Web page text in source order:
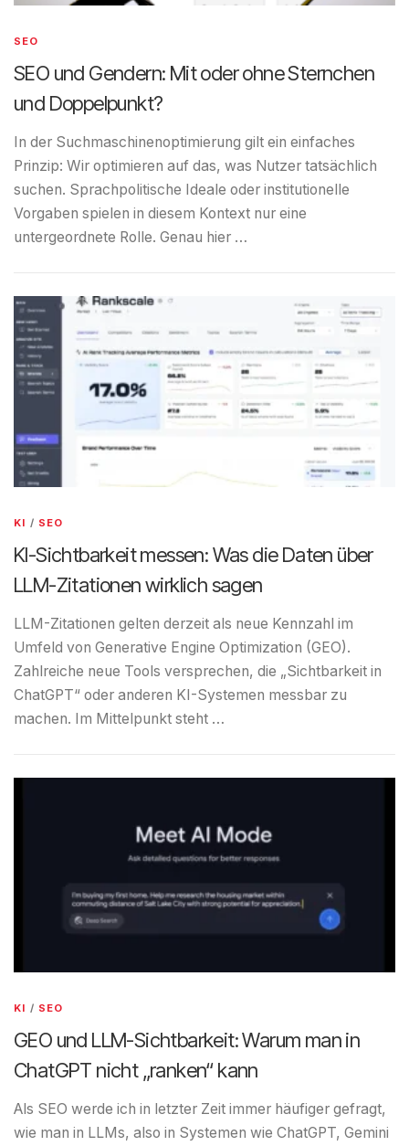
SEO
SEO und Gendern: Mit oder ohne Sternchen
und Doppelpunkt?
In der Suchmaschinenoptimierung gilt ein einfaches
Prinzip: Wir optimieren auf das, was Nutzer tatsächlich
suchen. Sprachpolitische Ideale oder institutionelle
Vorgaben spielen in diesem Kontext nur eine
untergeordnete Rolle. Genau hier …
KI / SEO
KI-Sichtbarkeit messen: Was die Daten über
LLM-Zitationen wirklich sagen
LLM-Zitationen gelten derzeit als neue Kennzahl im
Umfeld von Generative Engine Optimization (GEO).
Zahlreiche neue Tools versprechen, die „Sichtbarkeit in
ChatGPT“ oder anderen KI-Systemen messbar zu
machen. Im Mittelpunkt steht …
KI / SEO
GEO und LLM-Sichtbarkeit: Warum man in
ChatGPT nicht „ranken“ kann
Als SEO werde ich in letzter Zeit immer häufiger gefragt,
wie man in LLMs, also in Systemen wie ChatGPT, Gemini